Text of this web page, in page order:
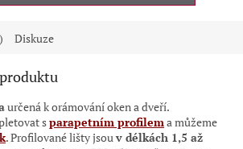
Diskuze
určená k orámování oken a dveří.
sparapetním profilema můžeme
. Profilované lišty jsouv délkách 1,5 až